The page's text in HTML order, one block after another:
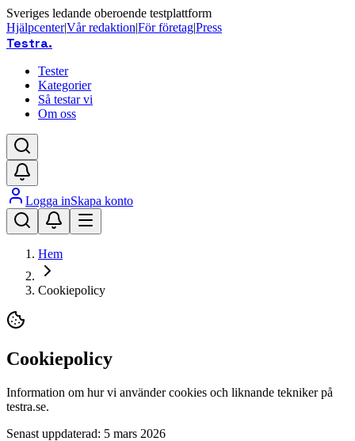
Sveriges ledande oberoende testplattform
Hjälpcenter|Vår redaktion|För företag|Press
Testra.
Tester
Kategorier
Så testar vi
Om oss
Logga inSkapa konto
Hem
Cookiepolicy
Cookiepolicy
Information om hur vi använder cookies och liknande tekniker på
testra.se.
Senast uppdaterad: 5 mars 2026